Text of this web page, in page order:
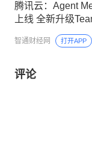
腾讯云：Agent
上线 全新升级
智通财经网 打开APP
评论